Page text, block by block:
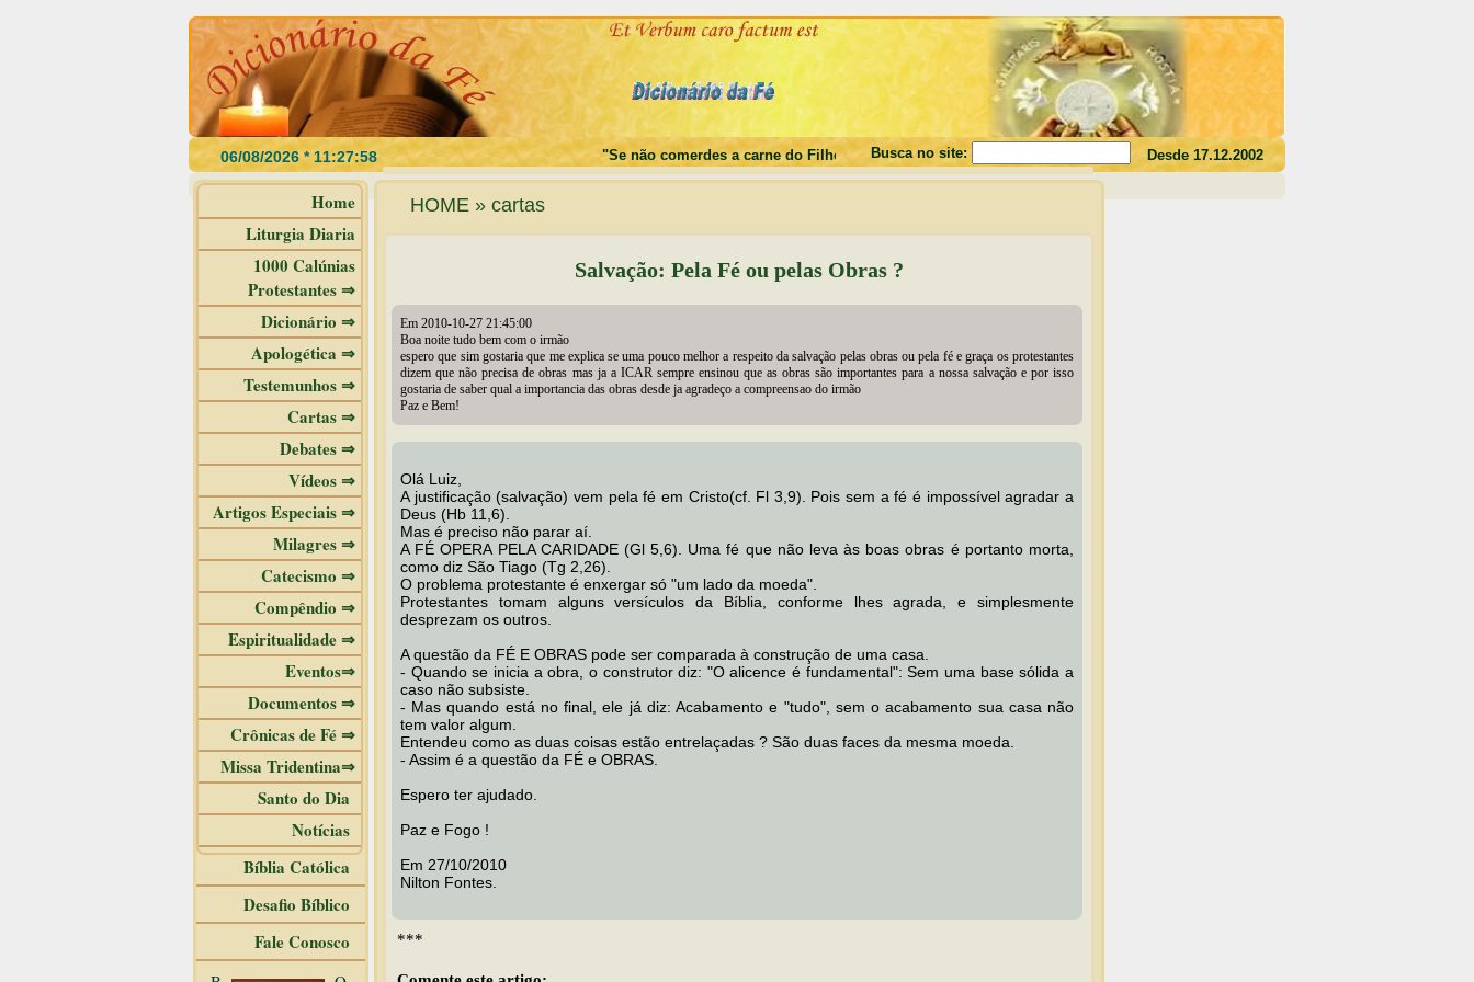
"Se não comerdes a carne do Filho do Homem, e não beberdes o seu sangue, não tereis a vida em vós"(Jo 6,53)
Busca no site: Desde 17.12.2002
Home
Liturgia Diaria
1000 Calúnias
Protestantes ⇒
Dicionário ⇒
Apologética ⇒
Testemunhos ⇒
Cartas ⇒
Debates ⇒
Vídeos ⇒
Artigos Especiais ⇒
Milagres ⇒
Catecismo ⇒
Compêndio ⇒
Espiritualidade ⇒
Eventos⇒
Documentos ⇒
Crônicas de Fé ⇒
Missa Tridentina⇒
Santo do Dia
Notícias
Bíblia Católica
Desafio Bíblico
Fale Conosco
HOME » cartas
Salvação: Pela Fé ou pelas Obras ?
Em 2010-10-27 21:45:00
Boa noite tudo bem com o irmão
espero que sim gostaria que me explica se uma pouco melhor a respeito da salvação pelas obras ou pela fé e graça os protestantes
dizem que não precisa de obras mas ja a ICAR sempre ensinou que as obras são importantes para a nossa salvação e por isso
gostaria de saber qual a importancia das obras desde ja agradeço a compreensao do irmão
Paz e Bem!
Olá Luiz,
A justificação (salvação) vem pela fé em Cristo(cf. Fl 3,9). Pois sem a fé é impossível agradar a
Deus (Hb 11,6).
Mas é preciso não parar aí.
A FÉ OPERA PELA CARIDADE (Gl 5,6). Uma fé que não leva às boas obras é portanto morta,
como diz São Tiago (Tg 2,26).
O problema protestante é enxergar só "um lado da moeda".
Protestantes tomam alguns versículos da Bíblia, conforme lhes agrada, e simplesmente
desprezam os outros.
A questão da FÉ E OBRAS pode ser comparada à construção de uma casa.
- Quando se inicia a obra, o construtor diz: "O alicence é fundamental": Sem uma base sólida a
caso não subsiste.
- Mas quando está no final, ele já diz: Acabamento e "tudo", sem o acabamento sua casa não
tem valor algum.
Entendeu como as duas coisas estão entrelaçadas ? São duas faces da mesma moeda.
- Assim é a questão da FÉ e OBRAS.
Espero ter ajudado.
Paz e Fogo !
Em 27/10/2010
Nilton Fontes.
***